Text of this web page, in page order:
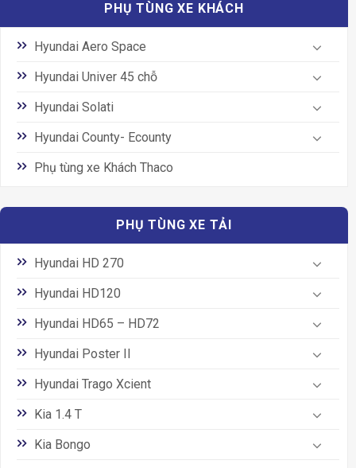
PHỤ TÙNG XE KHÁCH
Hyundai Aero Space
Hyundai Univer 45 chỗ
Hyundai Solati
Hyundai County- Ecounty
Phụ tùng xe Khách Thaco
PHỤ TÙNG XE TẢI
Hyundai HD 270
Hyundai HD120
Hyundai HD65 – HD72
Hyundai Poster II
Hyundai Trago Xcient
Kia 1.4 T
Kia Bongo